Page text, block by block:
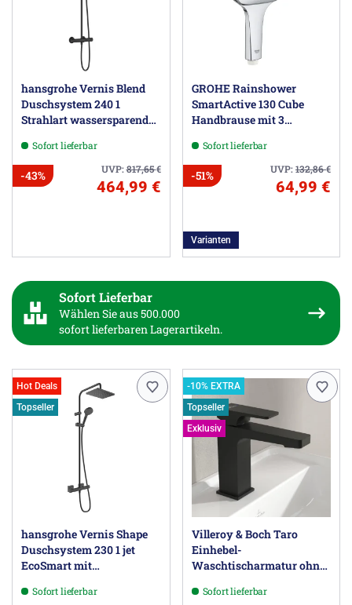
hansgrohe Vernis Blend
Duschsystem 240 1
Strahlart wassersparend
Sofort lieferbar
UVP:817,65€
-43%
464,99 €
GROHE Rainshower
SmartActive 130 Cube
Handbrause mit 3
Sofort lieferbar
UVP:132,86€
-51%
64,99 €
Varianten
Sofort Lieferbar
Wählen Sie aus 500.000
sofort lieferbaren Lagerartikeln.
Hot Deals
Topseller
hansgrohe Vernis Shape
Duschsystem 230 1 jet
EcoSmart mit
Sofort lieferbar
-10% EXTRA
Topseller
Exklusiv
Villeroy & Boch Taro
Einhebel-
Waschtischarmatur ohne
Sofort lieferbar